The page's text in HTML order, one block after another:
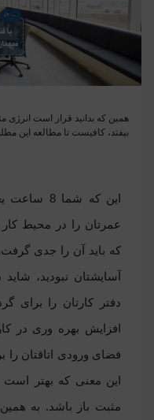
همین که بدانید قرار است انرژی
بیفتد، کافیست تا مطالعه این
این که
عمرتان را در محیط
که باید آن را جدی
آسایشتان نبودید،
دفتر کارتان را برای
افزایش بهره وری در
فضای ورودی اتاقتان را
این معنی که بهتر
مثبت باز باشد. به